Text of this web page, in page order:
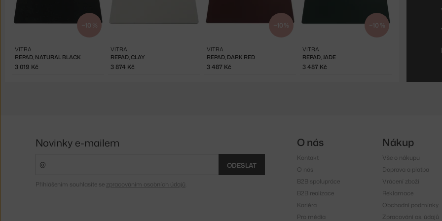
−10 %
REPAD, NATURAL BLACK
VITRA
3 019 Kč
REPAD, CLAY
VITRA
3 874 Kč
−10 %
REPAD, DARK RED
VITRA
3 487 Kč
−10 %
REPAD, JADE
VITRA
3 487 Kč
Novinky e-mailem
ODESLAT
Přihlášením souhlasíte se zpracováním osobních údajů
O nás
Kontakt
O nás
B2B spolupráce
B2B realizace
Kariéra
Pro média
Nákup
Vše o nákupu
Doprava a platba
Vrácení zboží
Reklamace
Obchodní podmínky
Zpracování os. údajů